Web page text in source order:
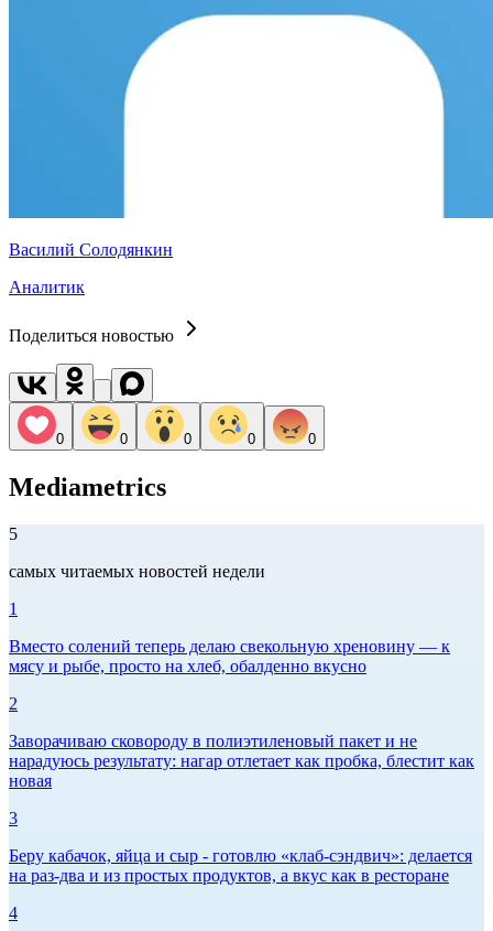
Василий Солодянкин
Аналитик
Поделиться новостью
0 0 0 0 0
Mediametrics
5
самых читаемых новостей недели
1
Вместо солений теперь делаю свекольную хреновину — к
мясу и рыбе, просто на хлеб, обалденно вкусно
2
Заворачиваю сковороду в полиэтиленовый пакет и не
нарадуюсь результату: нагар отлетает как пробка, блестит как
новая
3
Беру кабачок, яйца и сыр - готовлю «клаб-сэндвич»: делается
на раз-два и из простых продуктов, а вкус как в ресторане
4